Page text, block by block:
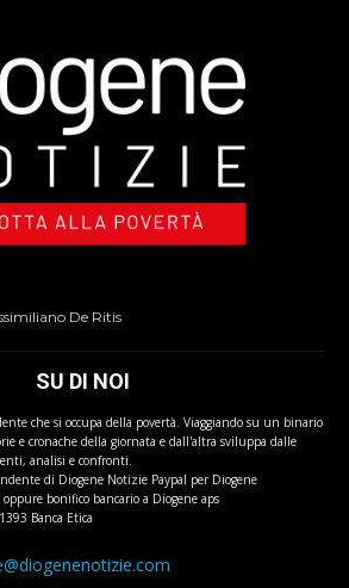
De Ritis
SU DI NOI
che si occupa della povertà. Viaggiando su un binario
e cronache della giornata e dall'altra sviluppa dalle
analisi e confronti.
di Diogene Notizie Paypal per Diogene
bonifico bancario a Diogene aps
Banca Etica